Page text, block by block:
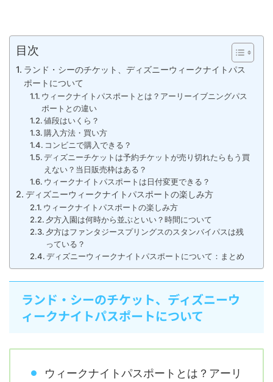
目次
ランド・シーのチケット、ディズニーウィークナイトパス
ポートについて
​ウィークナイトパスポートとは？アーリーイブニングパス
ポートとの違い
値段はいくら？
購入方法・買い方
コンビニで購入できる？
ディズニーチケットは予約チケットが売り切れたらもう買
えない？当日販売枠はある？
ウィークナイトパスポートは日付変更できる？
ディズニーウィークナイトパスポートの楽しみ方
ウィークナイトパスポートの楽しみ方
夕方入園は何時から並ぶといい？時間について
夕方はファンタジースプリングスのスタンバイパスは残
っている？
ディズニーウィークナイトパスポートについて：まとめ
ランド・シーのチケット、ディズニーウ
ィークナイトパスポートについて
​ウィークナイトパスポートとは？アーリ